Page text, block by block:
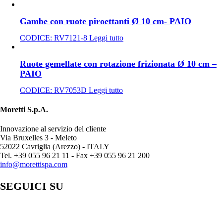
Gambe con ruote piroettanti Ø 10 cm- PAIO
CODICE: RV7121-8 Leggi tutto
Ruote gemellate con rotazione frizionata Ø 10 cm –
PAIO
CODICE: RV7053D Leggi tutto
Moretti S.p.A.
Innovazione al servizio del cliente
Via Bruxelles 3 - Meleto
52022 Cavriglia (Arezzo) - ITALY
Tel. +39 055 96 21 11 - Fax +39 055 96 21 200
info@morettispa.com
SEGUICI SU